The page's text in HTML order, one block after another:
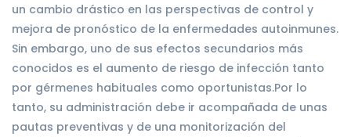
un cambio drástico en las perspectivas de control y
mejora de pronóstico de la enfermedades autoinmunes.
Sin embargo, uno de sus efectos secundarios más
conocidos es el aumento de riesgo de infección tanto
por gérmenes habituales como oportunistas.Por lo
tanto, su administración debe ir acompañada de unas
pautas preventivas y de una monitorización del